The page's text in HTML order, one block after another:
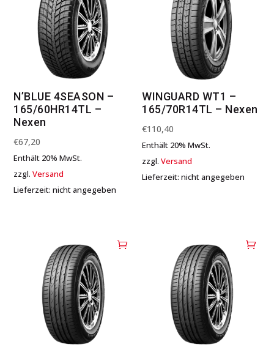
N’BLUE 4SEASON –
165/60HR14TL –
Nexen
€67,20
Enthält 20% MwSt.
zzgl.Versand
Lieferzeit: nicht angegeben
WINGUARD WT1 –
165/70R14TL – Nexen
€110,40
Enthält 20% MwSt.
zzgl.Versand
Lieferzeit: nicht angegeben